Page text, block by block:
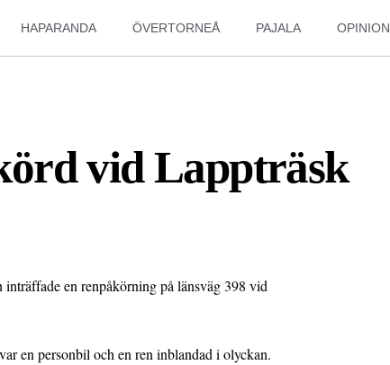
HAPARANDA ÖVERTORNEÅ PAJALA OPINION
vid Lappträsk
en renpåkörning på länsväg 398 vid
en personbil och en ren inblandad i olyckan.